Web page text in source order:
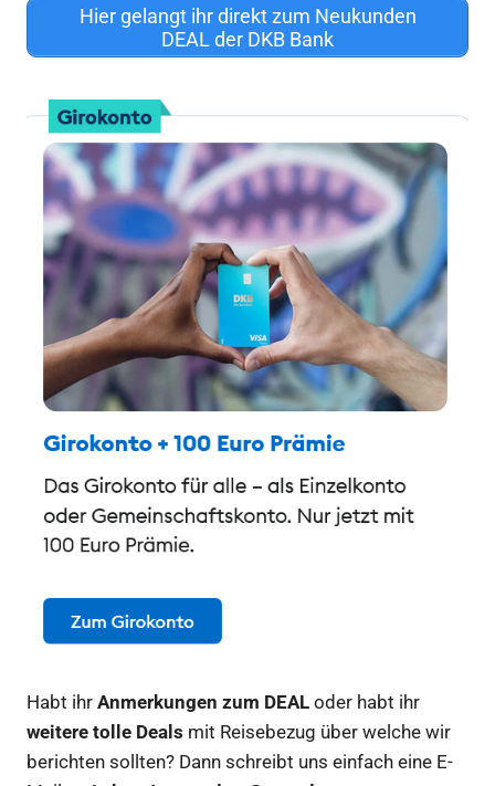
Hier gelangt ihr direkt zum Neukunden
DEAL der DKB Bank
Habt ihr Anmerkungen zum DEAL oder habt ihr
weitere tolle Deals mit Reisebezug über welche wir
berichten sollten? Dann schreibt uns einfach eine E-